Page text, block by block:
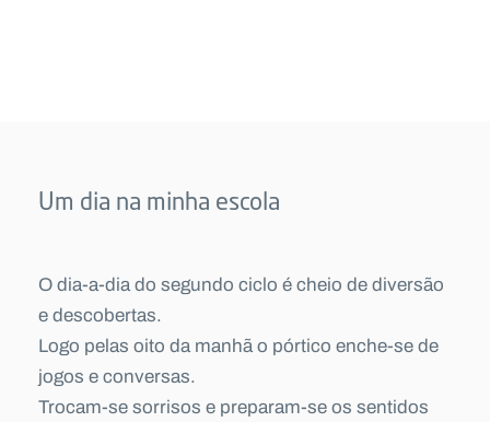
Um dia na minha escola
O dia-a-dia do segundo ciclo é cheio de diversão
e descobertas.
Logo pelas oito da manhã o pórtico enche-se de
jogos e conversas.
Trocam-se sorrisos e preparam-se os sentidos